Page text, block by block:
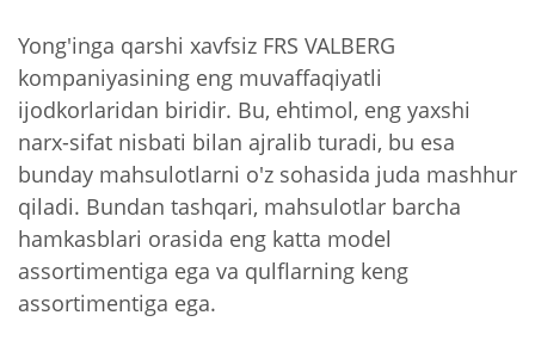
Yong'inga qarshi xavfsiz FRS VALBERG
kompaniyasining eng muvaffaqiyatli
ijodkorlaridan biridir. Bu, ehtimol, eng yaxshi
narx-sifat nisbati bilan ajralib turadi, bu esa
bunday mahsulotlarni o'z sohasida juda mashhur
qiladi. Bundan tashqari, mahsulotlar barcha
hamkasblari orasida eng katta model
assortimentiga ega va qulflarning keng
assortimentiga ega.